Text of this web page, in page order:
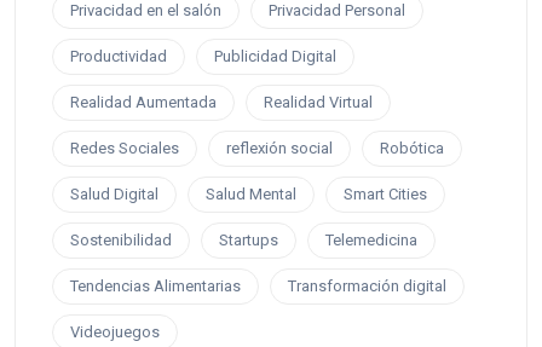
Privacidad en el salón Privacidad Personal
Productividad Publicidad Digital
Realidad Aumentada Realidad Virtual
Redes Sociales reflexión social Robótica
Salud Digital Salud Mental Smart Cities
Sostenibilidad Startups Telemedicina
Tendencias Alimentarias Transformación digital
Videojuegos